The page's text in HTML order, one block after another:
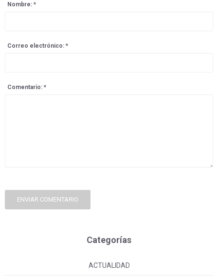
Nombre: *
Correo electrónico: *
Comentario: *
ENVIAR COMENTARIO
Categorías
ACTUALIDAD